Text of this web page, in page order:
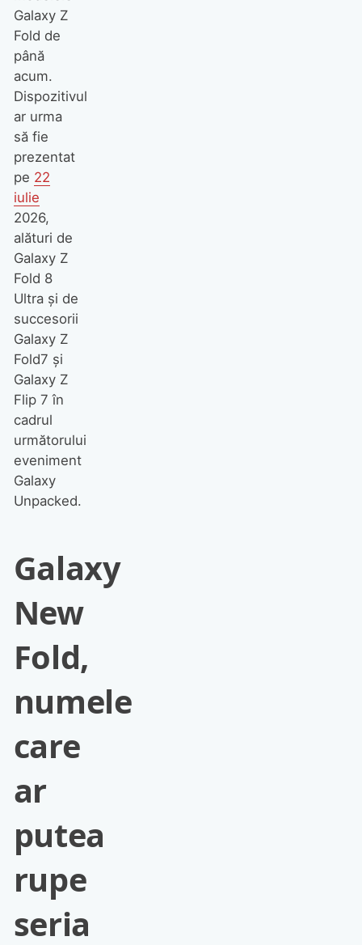
Galaxy Z
Fold de
până
acum.
Dispozitivul
ar urma
să fie
prezentat
pe 22
iulie
2026,
alături de
Galaxy Z
Fold 8
Ultra și de
succesorii
Galaxy Z
Fold7 și
Galaxy Z
Flip 7 în
cadrul
următorului
eveniment
Galaxy
Unpacked.
Galaxy
New
Fold,
numele
care
ar
putea
rupe
seria